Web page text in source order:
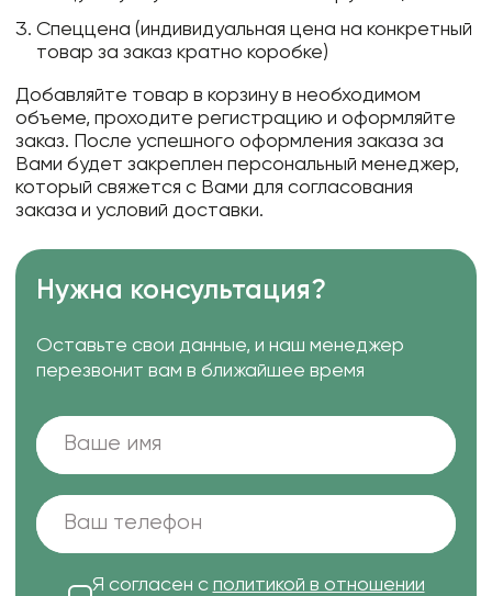
Спеццена (индивидуальная цена на конкретный
товар за заказ кратно коробке)
Добавляйте товар в корзину в необходимом
объеме, проходите регистрацию и оформляйте
заказ. После успешного оформления заказа за
Вами будет закреплен персональный менеджер,
который свяжется с Вами для согласования
заказа и условий доставки.
Нужна консультация?
Оставьте свои данные, и наш менеджер
перезвонит вам в ближайшее время
Я согласен с политикой в отношении